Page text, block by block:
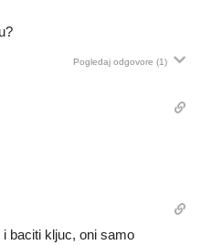
Pogledaj odgovore (1)
baciti kljuc, oni samo